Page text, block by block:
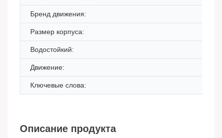
Бренд движения:
Размер корпуса:
Водостойкий:
Движение:
Ключевые слова:
Описание продукта